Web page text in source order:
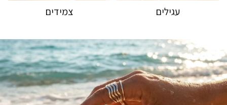
עגילים צמידים